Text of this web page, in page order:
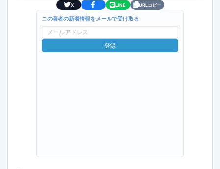
X LINE URLコピー
この著者の新着情報をメールで受け取る
ー
ル
登録